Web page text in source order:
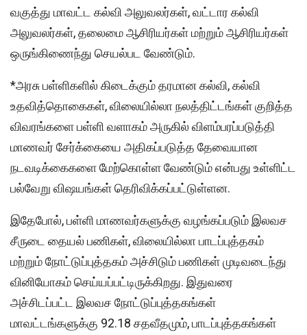
வகுத்து மாவட்ட கல்வி அலுவலர்கள், வட்டார கல்வி
அலுவலர்கள், தலைமை ஆசிரியர்கள் மற்றும் ஆசிரியர்கள்
ஒருங்கிணைந்து செயல்பட வேண்டும்.
*அரசு பள்ளிகளில் கிடைக்கும் தரமான கல்வி, கல்வி
உதவித்தொகைகள், விலையில்லா நலத்திட்டங்கள் குறித்த
விவரங்களை பள்ளி வளாகம் அருகில் விளம்பரப்படுத்தி
மாணவர் சேர்க்கையை அதிகப்படுத்த தேவையான
நடவடிக்கைகளை மேற்கொள்ள வேண்டும் என்பது உள்ளிட்ட
பல்வேறு விஷயங்கள் தெரிவிக்கப்பட்டுள்ளன.
இதேபோல், பள்ளி மாணவர்களுக்கு வழங்கப்படும் இலவச
சீருடை தையல் பணிகள், விலையில்லா பாடப்புத்தகம்
மற்றும் நோட்டுப்புத்தகம் அச்சிடும் பணிகள் முடிவடைந்து
வினியோகம் செய்யப்பட்டிருக்கிறது. இதுவரை
அச்சிடப்பட்ட இலவச நோட்டுப்புத்தகங்கள்
மாவட்டங்களுக்கு 92.18 சதவீதமும், பாடப்புத்தகங்கள்